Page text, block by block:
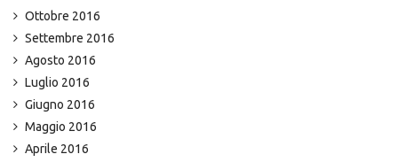
Ottobre 2016
Settembre 2016
Agosto 2016
Luglio 2016
Giugno 2016
Maggio 2016
Aprile 2016